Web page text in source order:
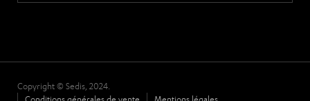
Copyright © Sedis, 2024.